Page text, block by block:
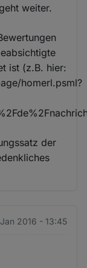
weiter.
ist (z.B. hier:
homerl.psml?
der
Jan 2016 - 13:45